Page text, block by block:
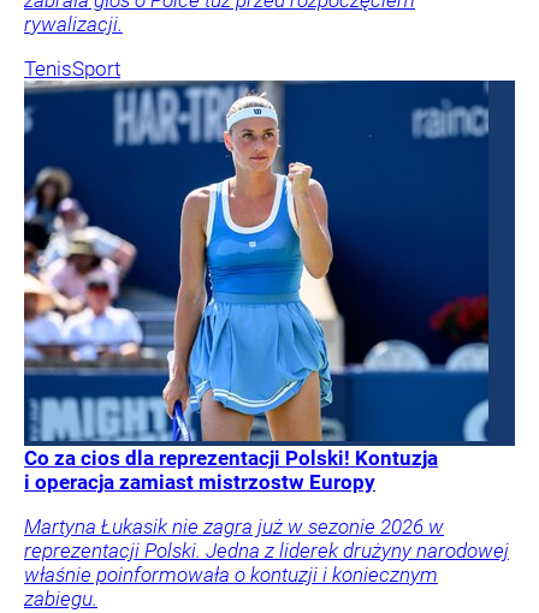
rywalizacji.
TenisSport
Co za cios dla reprezentacji Polski! Kontuzja
i operacja zamiast mistrzostw Europy
Martyna Łukasik nie zagra już w sezonie 2026 w
reprezentacji Polski. Jedna z liderek drużyny narodowej
właśnie poinformowała o kontuzji i koniecznym
zabiegu.